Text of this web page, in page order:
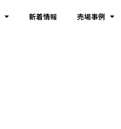
新着情報 売場事例